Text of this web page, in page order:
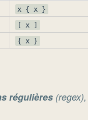
x { x }
[ x ]
{ x }
régulières